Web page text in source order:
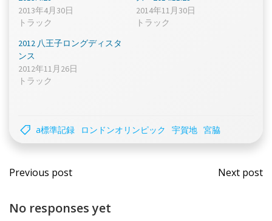
2013年4月30日
トラック
2014年11月30日
トラック
2012 八王子ロングディスタ
ンス
2012年11月26日
トラック
a標準記録 ロンドンオリンピック 宇賀地 宮脇
Post
navigation
Previous post
Post
Next post
No responses yet